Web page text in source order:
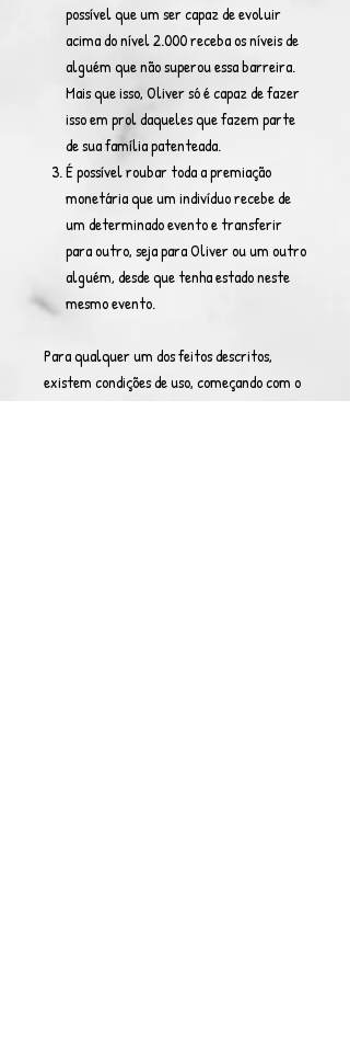
possível que um ser capaz de evoluir
acima do nível 2.000 receba os níveis de
alguém que não superou essa barreira.
Mais que isso, Oliver só é capaz de fazer
isso em prol daqueles que fazem parte
de sua família patenteada.
É possível roubar toda a premiação
monetária que um indivíduo recebe de
um determinado evento e transferir
para outro, seja para Oliver ou um outro
alguém, desde que tenha estado neste
mesmo evento.
Para qualquer um dos feitos descritos,
existem condições de uso, começando com o